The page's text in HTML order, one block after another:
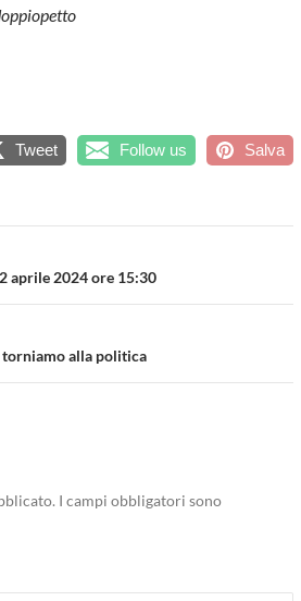
Tweet Follow us Salva
aprile 2024 ore 15:30
alla politica
I campi obbligatori sono